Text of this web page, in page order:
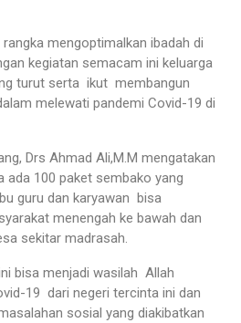
mengoptimalkan ibadah di
kegiatan semacam ini keluarga
turut serta ikut membangun
melewati pandemi Covid-19 di
Drs Ahmad Ali,M.M mengatakan
ada 100 paket sembako yang
guru dan karyawan bisa
menengah ke bawah dan
sekitar madrasah.
bisa menjadi wasilah Allah
19 dari negeri tercinta ini dan
sosial yang diakibatkan